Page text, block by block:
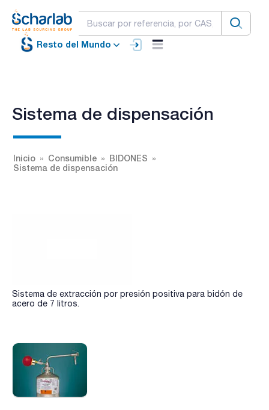
Resto del Mundo
Sistema de dispensación
Inicio Consumible
BIDONES
Sistema de dispensación
Sistema de extracción por presión positiva para bidón de
acero de 7 litros.